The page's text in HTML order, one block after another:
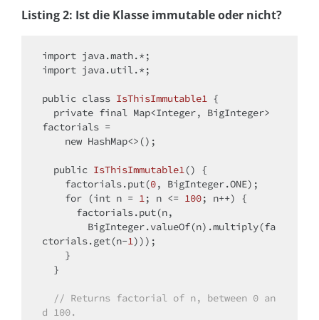
Listing 2: Ist die Klasse immutable oder nicht?
import
import java.util.*;
public class IsThisImmutable1 {
private final Map<Integer, BigInteger>
factorials =
new HashMap<>();
public IsThisImmutable1()
{
    factorials.put(
0, BigInteger.ONE);
for (int n = 1; n <= 100; n++) {
ctorials.get(n-1)));
// Returns factorial of n, between 0 an
d 100.